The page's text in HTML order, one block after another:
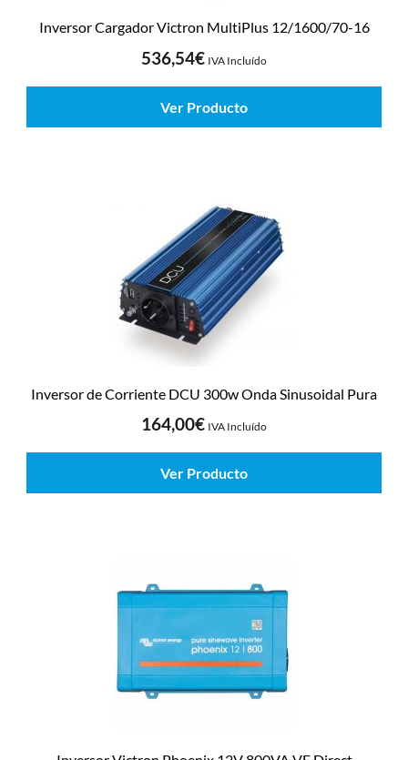
Inversor Cargador Victron MultiPlus 12/1600/70-16
536,54€ IVA Incluído
Ver Producto
Inversor de Corriente DCU 300w Onda Sinusoidal Pura
164,00€ IVA Incluído
Ver Producto